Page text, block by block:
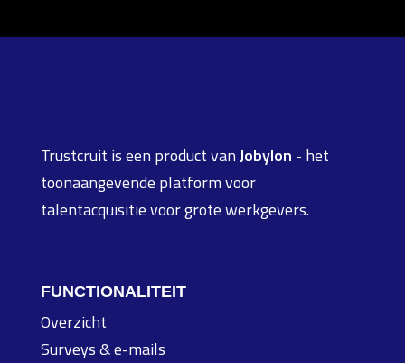
Trustcruit is een product vanJobylon - het
toonaangevende platform voor
talentacquisitie voor grote werkgevers.
FUNCTIONALITEIT
Overzicht
Surveys & e-mails